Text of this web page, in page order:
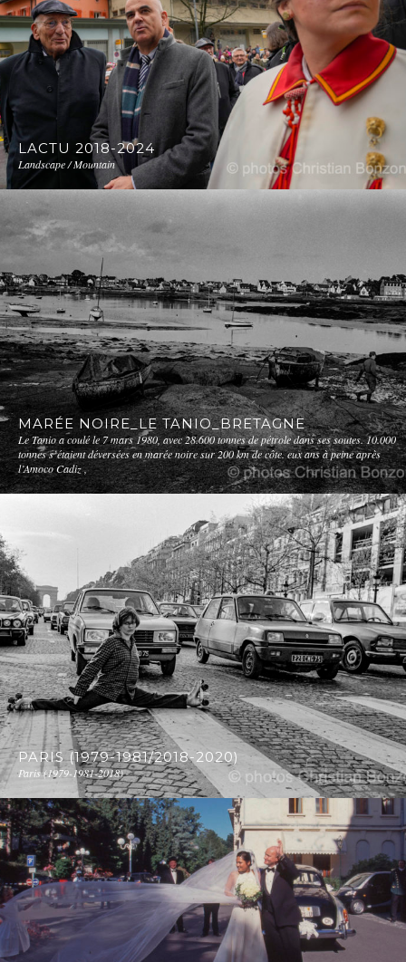
LACTU 2018-2024
Landscape / Mountain
MARÉE NOIRE_LE TANIO_BRETAGNE
Le Tanio a coulé le 7 mars 1980, avec 28.600 tonnes de pétrole dans ses soutes. 10.000
tonnes s’étaient déversées en marée noire sur 200 km de côte. eux ans à peine après
l’Amoco Cadiz ,
PARIS (1979-1981/2018-2020)
Paris (1979-1981-2018)